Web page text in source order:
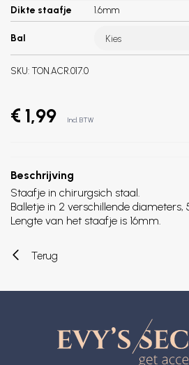
Dikte staafje
1.6mm
Bal Kies
SKU: TON.ACR.017.0
€ 1,99 Incl. BTW
Beschrijving
Staafje in chirurgsich staal.
Balletje in 2 verschillende
Lengte van het staafje is 16mm.
Terug